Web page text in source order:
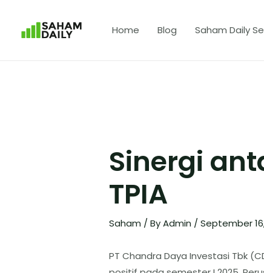
Home Blog Saham Daily
Sinergi
TPIA
Saham / ByAdmin / September
​PT Chandra Daya Investasi Tbk